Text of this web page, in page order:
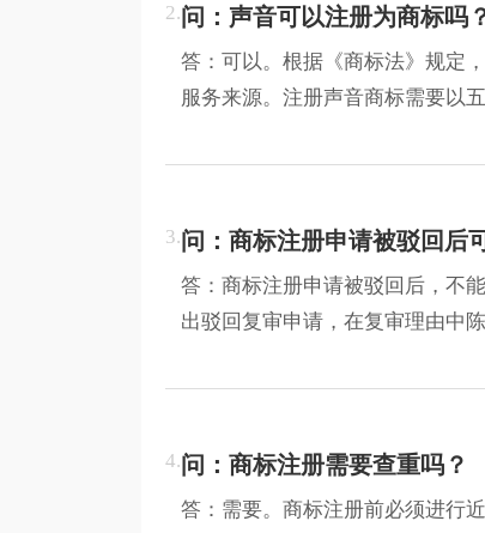
2.问：声音可以注册为商标吗
答：可以。根据《商标法》规定
服务来源。注册声音商标需要以
3.问：商标注册申请被驳回后
答：商标注册申请被驳回后，不
出驳回复审申请，在复审理由中
4.问：商标注册需要查重吗？
答：需要。商标注册前必须进行